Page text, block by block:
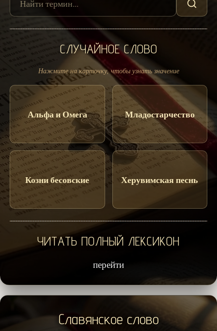
СЛУЧАЙНОЕ СЛОВО
Нажмите на карточку, чтобы узнать значение
Альфа и Омега Младостарчество
Козни бесовские Херувимская песнь
ЧИТАТЬ ПОЛНЫЙ ЛЕКСИКОН
перейти
Славянское слово